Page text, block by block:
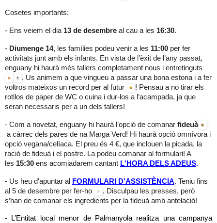
Cosetes importants:
- Ens veiem el dia 13 de desembre al cau a les 16:30.
- Diumenge 14, les famílies podeu venir a les 11:00 per fer
activitats junt amb els infants. En vista de l’èxit de l’any passat,
enguany hi haurà més tallers completament nous i entretinguts
. Us animem a que vingueu a passar una bona estona i a fer
voltros mateixos un record per al futur
! Pensau a no tirar els
rotllos de paper de WC o cuina i dur-los a l’acampada, ja que
seran necessaris per a un dels tallers!
- Com a novetat, enguany hi haurà l’opció de comanar fideuà
a càrrec dels pares de na Marga Verd! Hi haurà opció omnívora i
opció vegana/celíaca. El preu és 4 €, que inclouen la picada, la
ració de fideuà i el postre. La podeu comanar al formulari! A
les 15:30 ens acomiadarem cantant L'HORA DELS ADEUS.
- Us heu d'apuntar al FORMULARI D'ASSISTÈNCIA. Teniu fins
al 5 de desembre per fer-ho
. Disculpau les presses, però
s’han de comanar els ingredients per la fideuà amb antelació!
- L’Entitat local menor de Palmanyola realitza una campanya